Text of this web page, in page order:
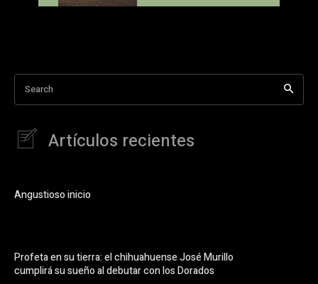
Search
Artículos recientes
Angustioso inicio
Profeta en su tierra: el chihuahuense José Murillo
cumplirá su sueño al debutar con los Dorados